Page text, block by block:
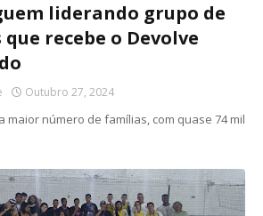
liderando grupo de
recebe o Devolve
Outubro 27, 2024
maior número de famílias, com quase 74 mil